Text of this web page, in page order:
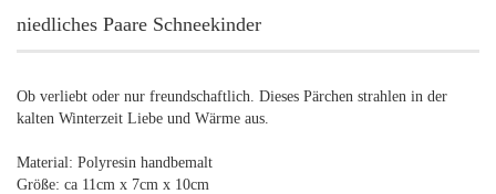
niedliches Paare Schneekinder
Ob verliebt oder nur freundschaftlich. Dieses Pärchen strahlen in der
kalten Winterzeit Liebe und Wärme aus.
Material: Polyresin handbemalt
Größe: ca 11cm x 7cm x 10cm